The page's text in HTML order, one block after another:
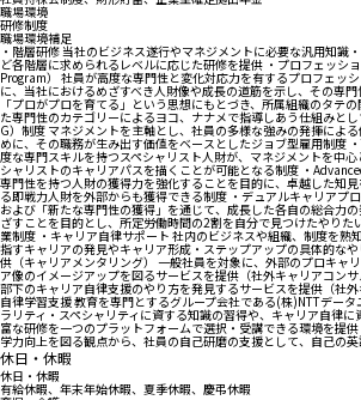
職場環境
研修制度
職場環境補足
・階層研修 当社のビジネス遂行やマネジメントに必要な汎用知識
ど各階層に求められるレベルに応じた研修を提供 ・プロフェッシ
Program） 社員が高度な専門性と変化対応力を有するプロフェッ
に、当社におけるめざすべき人財像や成長の道筋を示し、その専門
「プロがプロを育てる」という思想にもとづき、所属組織のタテ
た専門性のカテゴリーによるヨコ、ナナメで指導しあう仕組みと
G）制度 マネジメントを主軸とし、社員の多様な強みの発揮によ
めに、その職務が生み出す価値をベースとしたジョブ型雇用制度
度な専門スキルを持つスペシャリスト人財が、マネジメントを中
シャリストのキャリアパスを描くことが可能となる制度 ・
専門性を持つ人財の獲得力を強化することを目的に、卓越した知
る即戦力人財を外部からも獲得できる制度 ・デュアルキャリアプ
および「新たな専門性の獲得」を通じて、成長した各自の総合力
ざすことを目的とし、所定労働時間の2割を自分で見つけたやりた
業制度 ・キャリア自律サポート 社内のビジネスや組織、制度を熟
指すキャリアの発見やキャリア形成・ステップアップの具体的な
供（キャリアメンタリング） 一般社員を対象に、外部のプロキャ
ア像のイメージアップを図るサービスを提供（社外キャリアコンサ
部下のキャリア自律支援のやり方を発見するサービスを提供（社外
自律学習支援 教育を専門とするグループ会社である(株)NTTデー
ラリティ・スペシャリティに資する知識の習得や、キャリア自律
富な研修を一つのプラットフォームで選択・受講できる環境を提
学力向上を図る観点から、社員の自己研磨の支援として、自己の
休日・休暇
休日・休暇
有給休暇、年末年始休暇、夏季休暇、慶弔休暇